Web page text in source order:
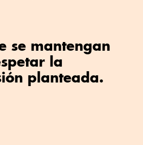
se mantengan
la
planteada.